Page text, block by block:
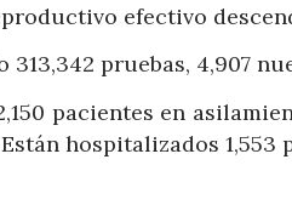
efectivo
313,342 pruebas, 4,907
pacientes en
hospitalizados 1,553